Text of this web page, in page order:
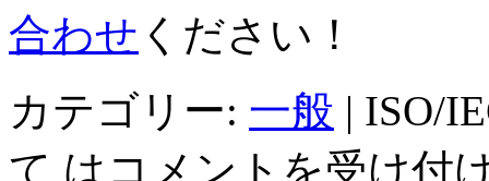
合わせ ください！
カテゴリー: 一般 | ISO/
て は コメントを受け付